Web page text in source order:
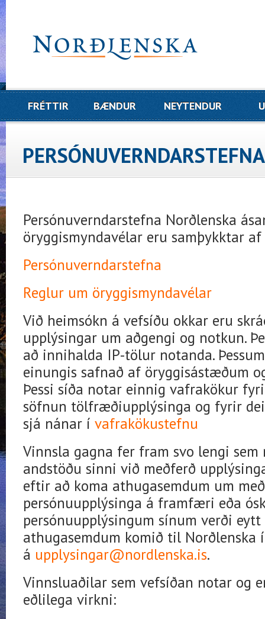
PERSÓNUVERNDARSTEFNA
Persónuverndarstefna Norðlenska
öryggismyndavélar eru samþykktar
Persónuverndarstefna
Reglur um öryggismyndavélar
Við heimsókn á vefsíðu okkar eru
upplýsingar um aðgengi og notkun.
að innihalda IP-tölur notanda.
einungis safnað af öryggisástæðum
Þessi síða notar einnig vafrakökur
söfnun tölfræðiupplýsinga og fyrir
sjá nánar í vafrakökustefnu
Vinnsla gagna fer fram svo lengi
andstöðu sinni við meðferð
eftir að koma athugasemdum um
persónuupplýsinga á framfæri eða
persónuupplýsingum sínum verði
athugasemdum komið til Norðlenska
á upplysingar@nordlenska.is.
Vinnsluaðilar sem vefsíðan notar og
eðlilega virkni:
FRÉTTIR BÆNDUR NEYTENDUR